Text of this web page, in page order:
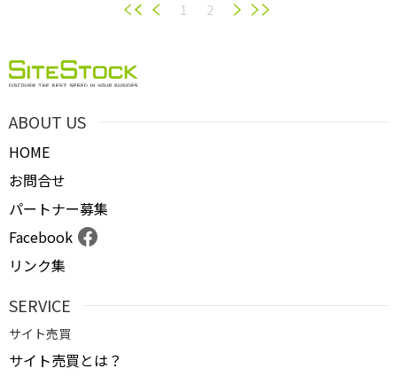
1 2
ABOUT US
HOME
お問合せ
パートナー募集
Facebook
リンク集
SERVICE
サイト売買
サイト売買とは？